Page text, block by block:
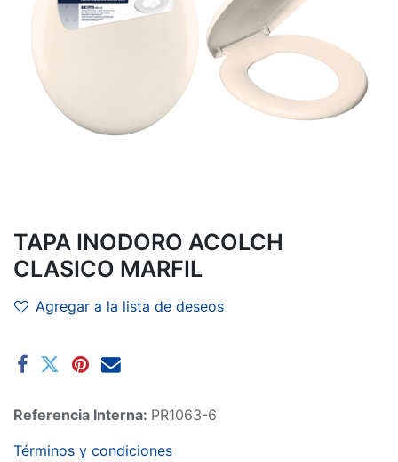
TAPA INODORO ACOLCH
CLASICO MARFIL
Agregar a la lista de deseos
Referencia Interna: PR1063-6
Términos y condiciones